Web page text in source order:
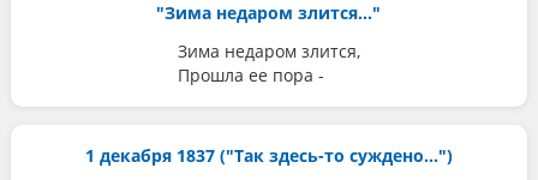
"Зима недаром злится..."
Зима недаром злится,
Прошла ее пора -
1 декабря 1837 ("Так здесь-то суждено...")